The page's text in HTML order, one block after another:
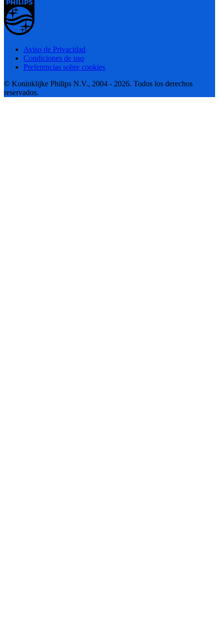
Aviso de Privacidad
Condiciones de uso
Preferencias sobre cookies
© Koninklijke Philips N.V., 2004 - 2026. Todos los derechos
reservados.